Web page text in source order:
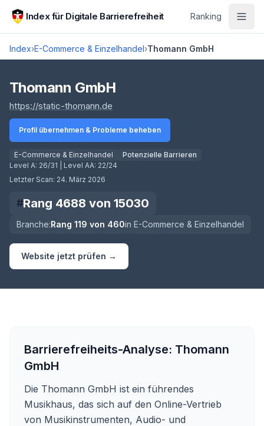
Zum Hauptinhalt springen
Index für Digitale Barrierefreiheit Ranking
Index›E-Commerce & Einzelhandel›Thomann GmbH
Score lädt
Thomann GmbH
https://static-thomann.de
Profil übernehmen & Probleme beheben
E-Commerce & Einzelhandel
Potenzielle Barrieren
Level A: 26/31 | Level AA: 22/24
Letzter Scan: 24. März 2026
#Rang 4688 von 15030
Branche:Rang 119 von 460in E-Commerce & Einzelhandel
Website jetzt prüfen →
Barrierefreiheits-Analyse: Thomann
GmbH
Die Thomann GmbH ist ein führendes
Musikhaus, das sich auf den Online-Vertrieb
von Musikinstrumenten, Audio- und